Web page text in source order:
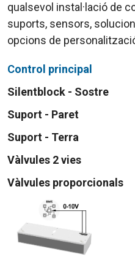
qualsevol instal·lació de
suports, sensors,
opcions de
Control principal
Silentblock - Sostre
Suport - Paret
Suport - Terra
Vàlvules 2 vies
Vàlvules proporcionals